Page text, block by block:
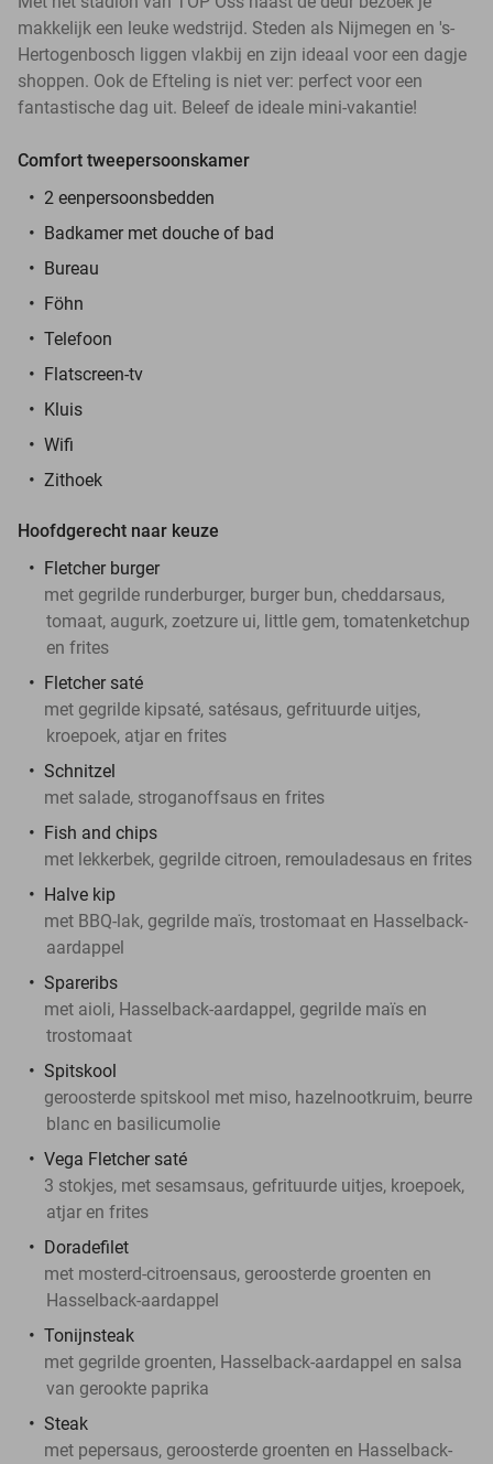
makkelijk een leuke wedstrijd. Steden als Nijmegen en 's-
Hertogenbosch liggen vlakbij en zijn ideaal voor een dagje
shoppen. Ook de Efteling is niet ver: perfect voor een
fantastische dag uit. Beleef de ideale mini-vakantie!
Comfort tweepersoonskamer
2 eenpersoonsbedden
Badkamer met douche of bad
Bureau
Föhn
Telefoon
Flatscreen-tv
Kluis
Wifi
Zithoek
Hoofdgerecht naar keuze
Fletcher burger
met gegrilde runderburger, burger bun, cheddarsaus,
tomaat, augurk, zoetzure ui, little gem, tomatenketchup
en frites
Fletcher saté
met gegrilde kipsaté, satésaus, gefrituurde uitjes,
kroepoek, atjar en frites
Schnitzel
met salade, stroganoffsaus en frites
Fish and chips
met lekkerbek, gegrilde citroen, remouladesaus en frites
Halve kip
met BBQ-lak, gegrilde maïs, trostomaat en Hasselback-
aardappel
Spareribs
met aioli, Hasselback-aardappel, gegrilde maïs en
trostomaat
Spitskool
geroosterde spitskool met miso, hazelnootkruim, beurre
blanc en basilicumolie
Vega Fletcher saté
3 stokjes, met sesamsaus, gefrituurde uitjes, kroepoek,
atjar en frites
Doradefilet
met mosterd-citroensaus, geroosterde groenten en
Hasselback-aardappel
Tonijnsteak
met gegrilde groenten, Hasselback-aardappel en salsa
van gerookte paprika
Steak
met pepersaus, geroosterde groenten en Hasselback-